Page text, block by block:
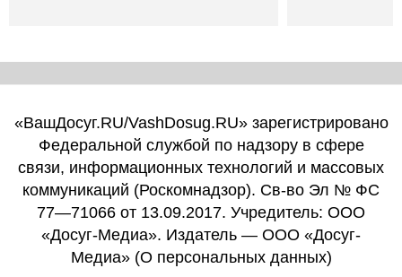
«ВашДосуг.RU/VashDosug.RU» зарегистрировано
Федеральной службой по надзору в сфере
связи, информационных технологий и массовых
коммуникаций (Роскомнадзор). Св-во Эл № ФС
77—71066 от 13.09.2017. Учредитель: ООО
«Досуг-Медиа». Издатель — ООО «Досуг-
Медиа» (О персональных данных)